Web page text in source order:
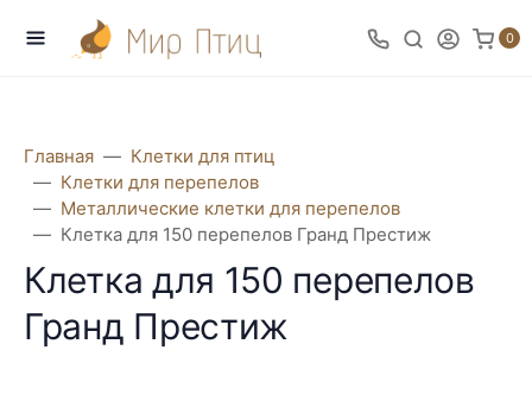
0
Главная
Клетки для птиц
Клетки для перепелов
Металлические клетки для перепелов
Клетка для 150 перепелов Гранд Престиж
Клетка для 150 перепелов
Гранд Престиж